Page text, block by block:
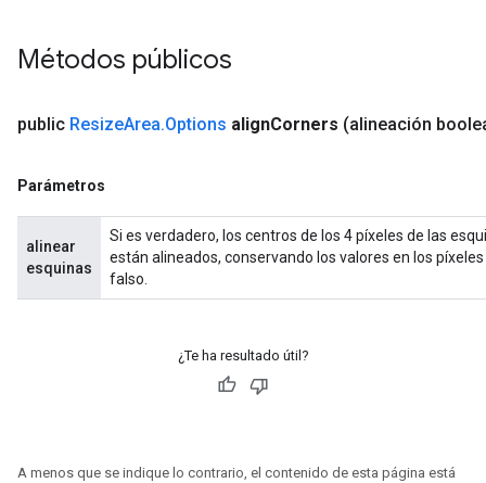
Métodos públicos
public ResizeArea.Options alignCorners (alineación
Parámetros
alinear
esquinas
Si es verdadero, los centros de los 4 píxeles de las
están alineados, conservando los valores en los
falso.
¿Te ha resultado útil?
A menos que se indique lo contrario, el contenido de esta página está